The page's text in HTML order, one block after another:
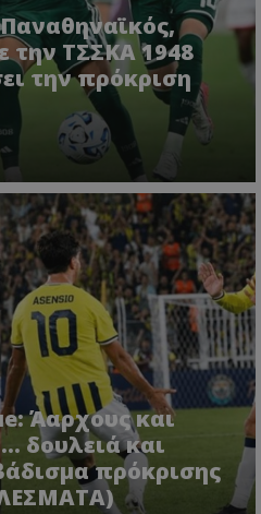
την ΤΣΣΚΑ 1948
την πρόκριση
Άαρχους και
δουλειά και
πρόκρισης